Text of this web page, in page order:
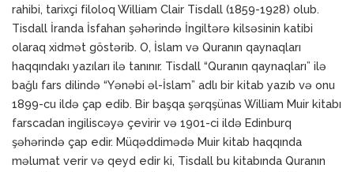
rahibi, tarixçi filoloq William Clair Tisdall (1859-1928) olub.
Tisdall İranda İsfahan şəhərində İngiltərə kilsəsinin katibi
olaraq xidmət göstərib. O, İslam və Quranın qaynaqları
haqqındakı yazıları ilə tanınır. Tisdall “Quranın qaynaqları” ilə
bağlı fars dilində “Yənəbi əl-İslam” adlı bir kitab yazıb və onu
1899-cu ildə çap edib. Bir başqa şərqşünas William Muir kitabı
farscadan ingiliscəyə çevirir və 1901-ci ildə Edinburq
şəhərində çap edir. Müqəddimədə Muir kitab haqqında
məlumat verir və qeyd edir ki, Tisdall bu kitabında Quranın